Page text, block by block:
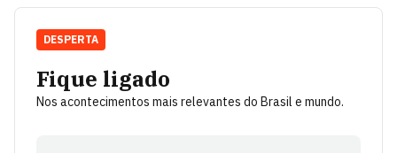
Fique ligado
Nos acontecimentos mais relevantes do Brasil e mundo.
DESPERTA